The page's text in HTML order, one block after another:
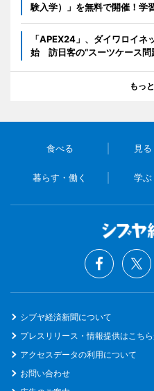
験入学）」を無料で開催！学
「APEX24」、ダイワロイ
始 訪日客の“スーツケース問
もっ
食べる 見
暮らす・働く 学ぶ
シブヤ経済新聞について
プレスリリース・情報提供はこちら
アクセスデータの利用について
お問い合わせ